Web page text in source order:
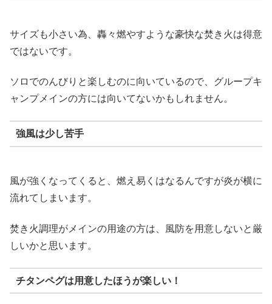
サイズも小さい為、轟々燃やすような豪快な焚き火は得意
ではないです。
ソロでのんびりと楽しむのに向いているので、グループキ
ャンプメインの方には向いてないかもしれません。
強風は少し苦手
風が強くなってくると、燃え易くはなるんですが炎が横に
流れてしまいます。
焚き火調理がメインの用途の方は、風防を用意しないと厳
しいかと思います。
チタンペグは用意したほうが楽しい！